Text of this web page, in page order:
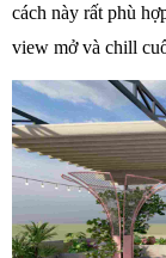
cách này rất phù
view mở và chill